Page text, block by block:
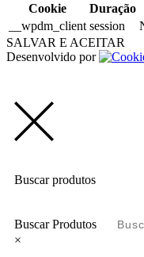
Cookie
Duração
__wpdm_client session
SALVAR E ACEITAR
Desenvolvido por
Buscar produtos
Buscar Produtos
×